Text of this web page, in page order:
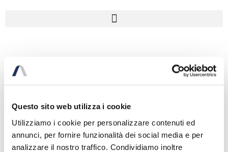
Questo sito web utilizza i cookie
Utilizziamo i cookie per personalizzare contenuti ed
annunci, per fornire funzionalità dei social media e per
analizzare il nostro traffico. Condividiamo inoltre
A chemical products trade company was in
a situation of strong financial strain
ACTIVITY